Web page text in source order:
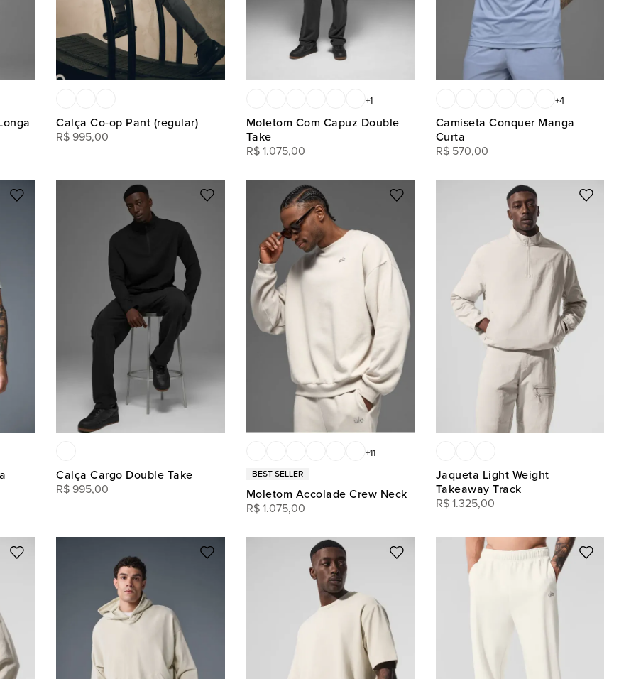
Calça Co-op Pant (regular)
R$ 995,00
+1
Moletom Com Capuz Double
Take
R$ 1.075,00
+4
Camiseta Conquer Manga
Curta
R$ 570,00
Calça Cargo Double Take
R$ 995,00
+11
Moletom Accolade Crew Neck
R$ 1.075,00
Jaqueta Light Weight
Takeaway Track
R$ 1.325,00